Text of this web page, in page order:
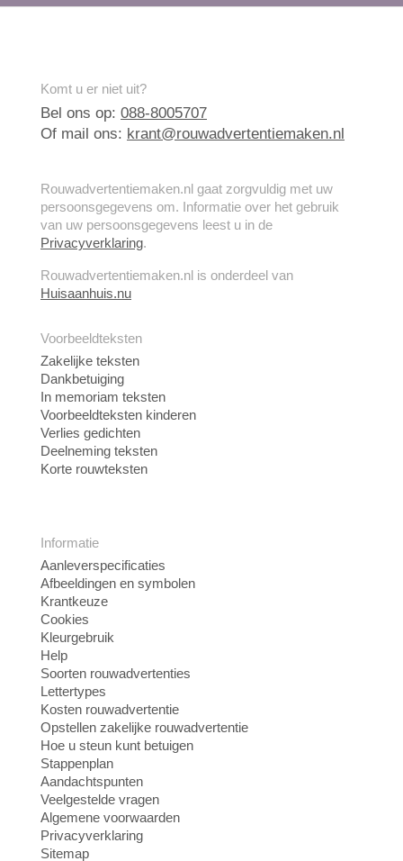
Komt u er niet uit?
Bel ons op: 088-8005707
Of mail ons: krant@rouwadvertentiemaken.nl
Rouwadvertentiemaken.nl gaat zorgvuldig met uw
persoonsgegevens om. Informatie over het gebruik
van uw persoonsgegevens leest u in de
Privacyverklaring.
Rouwadvertentiemaken.nl is onderdeel van
Huisaanhuis.nu
Voorbeeldteksten
Zakelijke teksten
Dankbetuiging
In memoriam teksten
Voorbeeldteksten kinderen
Verlies gedichten
Deelneming teksten
Korte rouwteksten
Informatie
Aanleverspecificaties
Afbeeldingen en symbolen
Krantkeuze
Cookies
Kleurgebruik
Help
Soorten rouwadvertenties
Lettertypes
Kosten rouwadvertentie
Opstellen zakelijke rouwadvertentie
Hoe u steun kunt betuigen
Stappenplan
Aandachtspunten
Veelgestelde vragen
Algemene voorwaarden
Privacyverklaring
Sitemap